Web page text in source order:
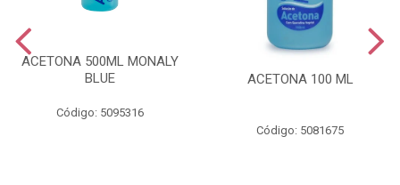
ACETONA 500ML MONALY
BLUE
Código: 5095316
ACETONA 100 ML
Código: 5081675